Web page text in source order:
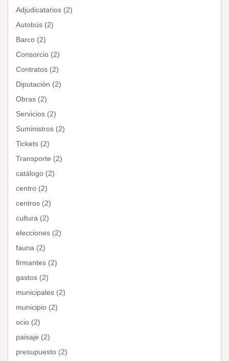
Adjudicatarios (2)
Autobús (2)
Barco (2)
Consorcio (2)
Contratos (2)
Diputación (2)
Obras (2)
Servicios (2)
Suministros (2)
Tickets (2)
Transporte (2)
catálogo (2)
centro (2)
centros (2)
cultura (2)
elecciones (2)
fauna (2)
firmantes (2)
gastos (2)
municipales (2)
municipio (2)
ocio (2)
paisaje (2)
presupuesto (2)